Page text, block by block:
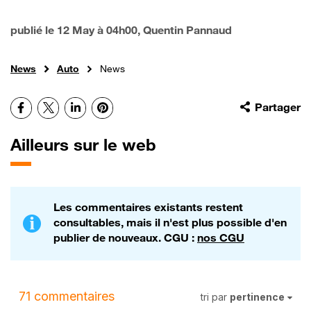
publié le 12 May à 04h00, Quentin Pannaud
News Auto News
Partager
Facebook
X LinkedInPinterest
Ailleurs sur le web
Les commentaires existants restent
consultables, mais il n'est plus possible d'en
publier de nouveaux. CGU : nos CGU